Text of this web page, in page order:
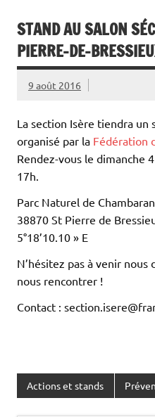
STAND AU SALON
PIERRE-DE-
9 août 2016
La section Isère tiendra un
organisé par la Fédération
Rendez-vous le dimanche
17h.
Parc Naturel de
38870 St Pierre de
5°18’10.10 » E
N’hésitez pas à venir
nous rencontrer !
Contact :
Actions et stands